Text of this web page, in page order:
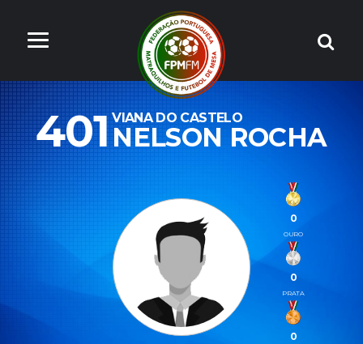
401VIANA DO CASTELO
NELSON ROCHA
0
OURO
0
PRATA
0